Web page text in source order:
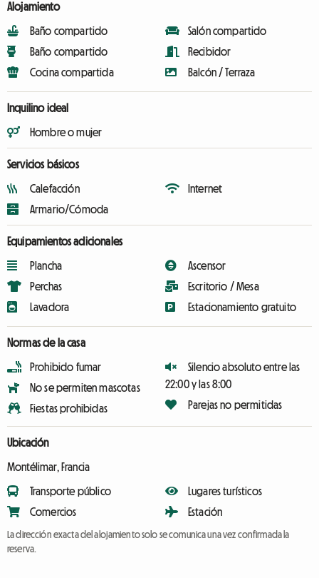
Alojamiento
Baño compartido
Baño compartido
Cocina compartida
Salón compartido
Recibidor
Balcón / Terraza
Inquilino ideal
Hombre o mujer
Servicios básicos
Calefacción
Armario/Cómoda
Internet
Equipamientos adicionales
Plancha
Perchas
Lavadora
Ascensor
Escritorio / Mesa
Estacionamiento gratuito
Normas de la casa
Prohibido fumar
No se permiten mascotas
Fiestas prohibidas
Silencio absoluto entre las
22:00 y las 8:00
Parejas no permitidas
Ubicación
Montélimar, Francia
Transporte público
Comercios
Lugares turísticos
Estación
La dirección exacta del alojamiento solo se comunica una vez confirmada la
reserva.